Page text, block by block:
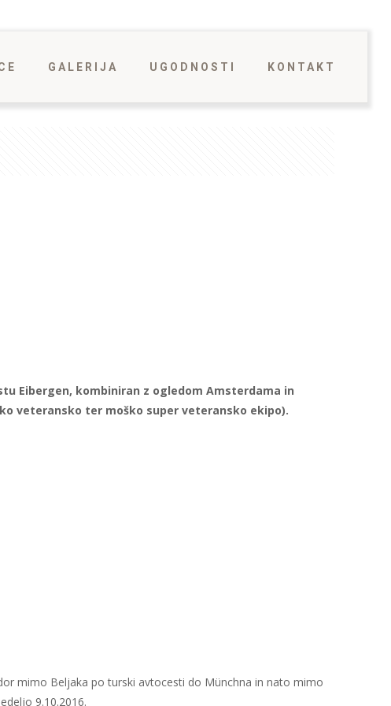
GALERIJA UGODNOSTI KONTAKT
Eibergen, kombiniran z ogledom Amsterdama in
veteransko ter moško super veteransko ekipo).
mimo Beljaka po turski avtocesti do Münchna in nato mimo
9.10.2016.